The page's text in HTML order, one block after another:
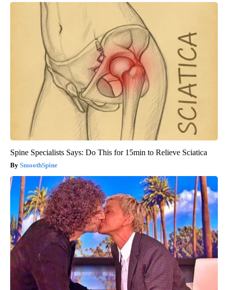
Spine Specialists Says: Do This for 15min to Relieve Sciatica
SmoothSpine